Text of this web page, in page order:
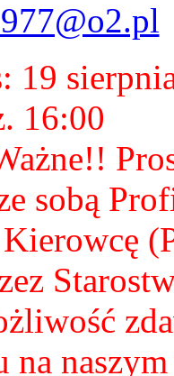
19
16:00
sobą
na naszym